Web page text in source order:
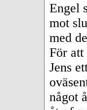
Engel
mot
med
För
Jens
något